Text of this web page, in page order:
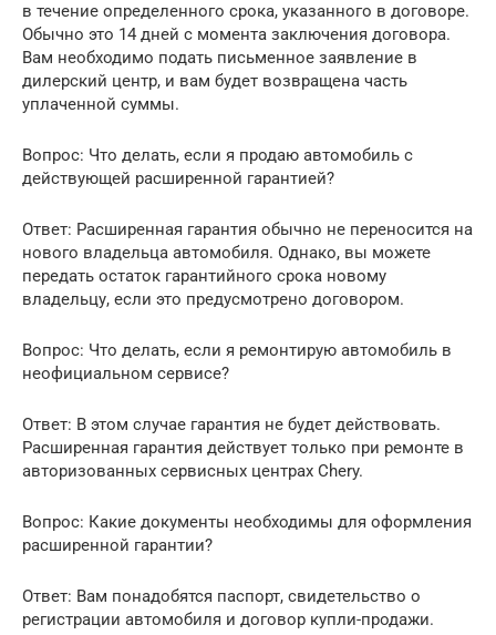
в течение определенного срока, указанного в договоре.
Обычно это 14 дней с момента заключения договора.
Вам необходимо подать письменное заявление в
дилерский центр, и вам будет возвращена часть
уплаченной суммы.
Вопрос: Что делать, если я продаю автомобиль с
действующей расширенной гарантией?
Ответ: Расширенная гарантия обычно не переносится на
нового владельца автомобиля. Однако, вы можете
передать остаток гарантийного срока новому
владельцу, если это предусмотрено договором.
Вопрос: Что делать, если я ремонтирую автомобиль в
неофициальном сервисе?
Ответ: В этом случае гарантия не будет действовать.
Расширенная гарантия действует только при ремонте в
авторизованных сервисных центрах Chery.
Вопрос: Какие документы необходимы для оформления
расширенной гарантии?
Ответ: Вам понадобятся паспорт, свидетельство о
регистрации автомобиля и договор купли-продажи.